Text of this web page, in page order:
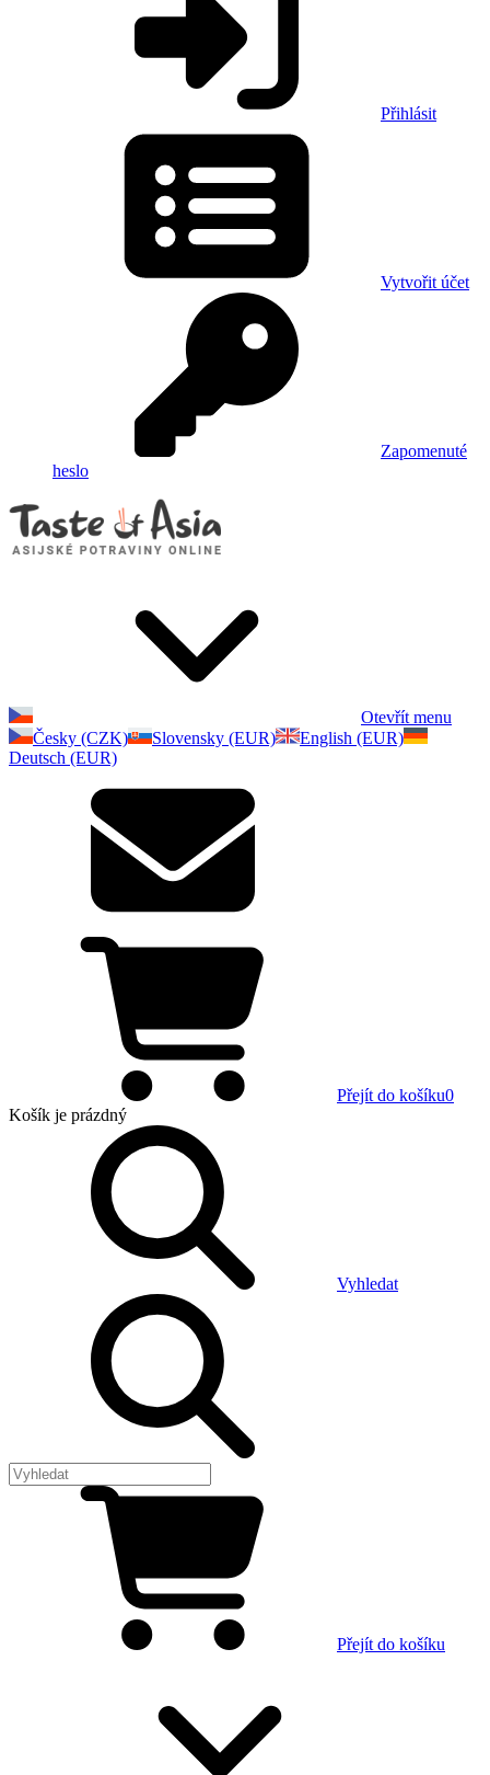
Přihlásit
Vytvořit účet
Zapomenuté
heslo
Otevřít menu
Česky (CZK)
Slovensky (EUR)
English (EUR)
Deutsch (EUR)
Přejít do košíku0
Košík je prázdný
Vyhledat
Přejít do košíku